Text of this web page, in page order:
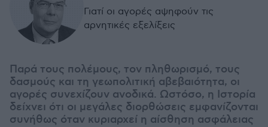
Γιατί οι αγορές αψηφούν τις
αρνητικές εξελίξεις
Παρά τους πολέμους, τον πληθωρισμό, τους
δασμούς και τη γεωπολιτική αβεβαιότητα, οι
αγορές συνεχίζουν ανοδικά. Ωστόσο, η Ιστορία
δείχνει ότι οι μεγάλες διορθώσεις εμφανίζονται
συνήθως όταν κυριαρχεί η αίσθηση ασφάλειας